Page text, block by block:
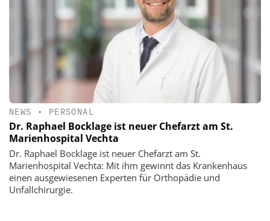
NEWS • PERSONAL
Dr. Raphael Bocklage ist neuer Chefarzt am St.
Marienhospital Vechta
Dr. Raphael Bocklage ist neuer Chefarzt am St.
Marienhospital Vechta: Mit ihm gewinnt das Krankenhaus
einen ausgewiesenen Experten für Orthopädie und
Unfallchirurgie.